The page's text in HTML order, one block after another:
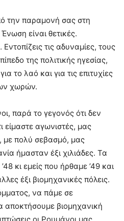
την παραμονή σας στη
είναι θετικές.
τις αδυναμίες, τους
της πολιτικής ηγεσίας,
το λαό και για τις επιτυχίες
χωρών.
παρά το γεγονός ότι δεν
είμαστε αγωνιστές, μας
με πολύ σεβασμό, μας
ήμασταν έξι χιλιάδες. Τα
κι εμείς που ήρθαμε ’49 και
έξι βιομηχανικές πόλεις.
να πάμε σε
αποκτήσουμε βιομηχανική